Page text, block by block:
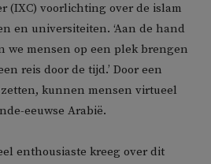
(IXC) voorlichting over de islam
en universiteiten. ‘Aan de hand
we mensen op een plek brengen
reis door de tijd.’ Door een
kunnen mensen virtueel
eeuwse Arabië.
enthousiaste kreeg over dit